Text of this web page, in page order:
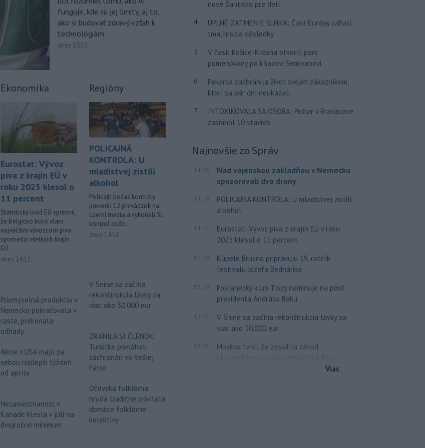
očakávajú, že dohoda bude uzavretá
čoskoro, uviedol v piatok pre agentúru
Reuters nemenovaný americký
predstaviteľ, píše TASR.
Dolphin, ktorý sa blíži k pevnine. TASR
o tom informuje na základe správy
agentúry AP.
Taliansky tenista Matteo
Arnaldi vypadol na turnaji ATP
Masters 1000 v Montreale už v 3.
kole dvojhry.
- Pri požiari lesného porastu v
Trstíne v okrese Trnava zasahuje
takmer 50 hasičov.
20:01 - Vláda Konžskej
demokratickej republiky (KDR) v
piatok oznámila,
piatok schválil návrh zákona o
sankciách zameraný na príjmy Ruska z
energetického sektora.
funguje, kde sú jej limity, aj to,
ako si budovať zdravý vzťah k
technológiám.
dnes 10:53
Ekonomika
Eurostat: Vývoz
piva z krajín EÚ v
roku 2025 klesol o
11 percent
Štatistický úrad EÚ spresnil,
že Belgicko bolo vlani
najväčším vývozcom piva
spomedzi všetkých krajín
EÚ.
dnes 14:12
Priemyselná produkcia v
Nemecku pokračovala v
raste, prekonala
odhady
Akcie v USA majú za
sebou najlepší týždeň
od apríla
Nezamestnanosť v
Kanade klesla v júli na
dvojročné minimum
Regióny
POLICAJNÁ
KONTROLA: U
mladistvej zistili
alkohol
Policajti počas kontroly
preverili 12 prevádzok na
území mesta a vykonali 31
kontrol osôb.
dnes 14:16
V Snine sa začína
rekonštrukcia lávky za
viac ako 50.000 eur
ZRANILA SI ČLENOK:
Turistke pomáhali
záchranári vo Veľkej
Fatre
Očovská folklórna
hruda tradične privítala
domáce folklórne
kolektívy
nové Šantisko pre deti
4
ÚPLNÉ ZATMENIE SLNKA: Časť Európy zahalí
tma, hrozia dôsledky
5
V časti Košice-Krásna otvorili park
pomenovaný po kňazovi Semivanovi
6
Pekárka zachránila život svojim zákazníkom,
ktorí sa pár dní neukázali
7
INTOXIKOVALA SA OSOBA: Požiar v Braväcove
zasiahol 10 stavieb
Najnovšie zo Správ
14:23
Nad vojenskou základňou v Nemecku
spozorovali dva drony
14:16
POLICAJNÁ KONTROLA: U mladistvej zistili
alkohol
14:12
Eurostat: Vývoz piva z krajín EÚ v roku
2025 klesol o 11 percent
13:59
Kúpele Brusno pripravujú 19. ročník
festivalu Jozefa Bednárika
13:59
Poslanecký klub Tiszy nominuje na post
prezidenta Andrása Baku
13:57
V Snine sa začína rekonštrukcia lávky za
viac ako 50.000 eur
13:55
Moskva tvrdí, že zasiahla závod
ukrajinského výrobcu zbraní Fire Point
Viac